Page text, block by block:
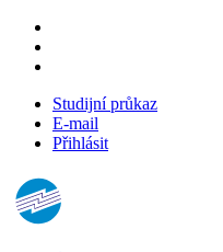
Studijní průkaz
E-mail
Přihlásit